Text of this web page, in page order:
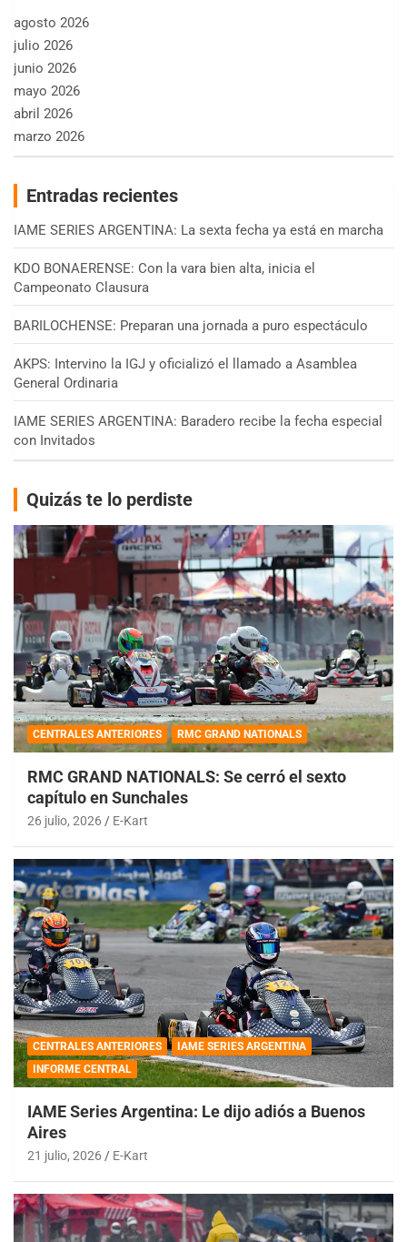
agosto 2026
julio 2026
junio 2026
mayo 2026
abril 2026
marzo 2026
Entradas recientes
IAME SERIES ARGENTINA: La sexta fecha ya está en marcha
KDO BONAERENSE: Con la vara bien alta, inicia el
Campeonato Clausura
BARILOCHENSE: Preparan una jornada a puro espectáculo
AKPS: Intervino la IGJ y oficializó el llamado a Asamblea
General Ordinaria
IAME SERIES ARGENTINA: Baradero recibe la fecha especial
con Invitados
Quizás te lo perdiste
CENTRALES ANTERIORES RMC GRAND NATIONALS
RMC GRAND NATIONALS: Se cerró el sexto
capítulo en Sunchales
26 julio, 2026 E-Kart
CENTRALES ANTERIORES
IAME SERIES ARGENTINA
INFORME CENTRAL
IAME Series Argentina: Le dijo adiós a Buenos
Aires
21 julio, 2026 E-Kart